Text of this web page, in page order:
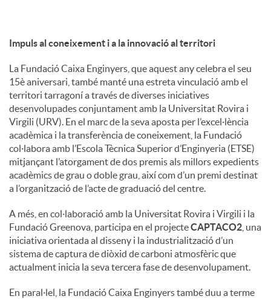
Impuls al coneixement i a la innovació al territori
La Fundació Caixa Enginyers, que aquest any celebra el seu
15è aniversari, també manté una estreta vinculació amb el
territori tarragoní a través de diverses iniciatives
desenvolupades conjuntament amb la Universitat Rovira i
Virgili (URV). En el marc de la seva aposta per l’excel·lència
acadèmica i la transferència de coneixement, la Fundació
col·labora amb l’Escola Tècnica Superior d’Enginyeria (ETSE)
mitjançant l’atorgament de dos premis als millors expedients
acadèmics de grau o doble grau, així com d’un premi destinat
a l’organització de l’acte de graduació del centre.
A més, en col·laboració amb la Universitat Rovira i Virgili i la
Fundació Greenova, participa en el projecteCAPTACO2 , una
iniciativa orientada al disseny i la industrialització d’un
sistema de captura de diòxid de carboni atmosfèric que
actualment inicia la seva tercera fase de desenvolupament.
En paral·lel, la Fundació Caixa Enginyers també duu a terme